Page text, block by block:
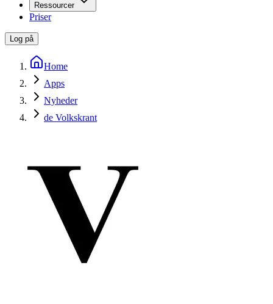
Ressourcer
Priser
Log på
Home
Apps
Nyheder
de Volkskrant